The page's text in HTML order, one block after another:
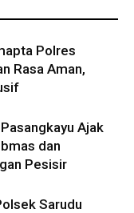
Polres
Rasa Aman,
Ajak
dan
Pesisir
Sarudu